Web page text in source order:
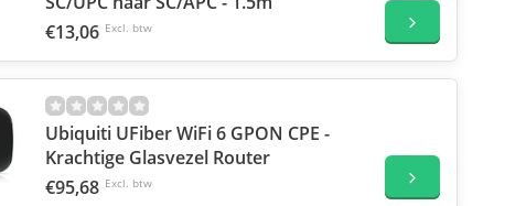
€13,06 Excl. btw
Ubiquiti UFiber WiFi 6 GPON CPE -
Krachtige Glasvezel Router
€95,68 Excl. btw